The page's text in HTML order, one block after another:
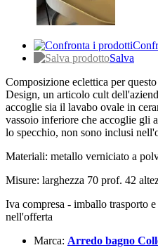
Salva
Composizione eclettica per
Design, un articolo cult
accoglie sia il lavabo ovale in
vassoio inferiore che accoglie gli
lo specchio, non sono inclusi
Materiali: metallo verniciato a
Misure: larghezza 70 prof. 42
Iva compresa - imballo trasporto
nell'offerta
Marca: Arredo bagno